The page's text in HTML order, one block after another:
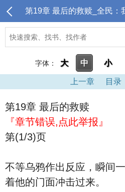
字体： 大 中 小
上一章 目录
第19章 最后的救赎
『章节错误,点此举报』
第(1/3)页
不等乌鸦作出反应，瞬间
着他的门面冲击过来。